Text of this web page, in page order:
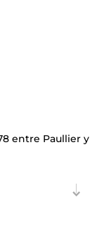
entre Paullier y